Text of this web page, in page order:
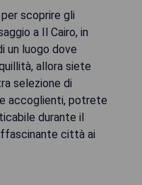
scoprire gli
a Il Cairo, in
un luogo dove
allora siete
selezione di
accoglienti, potrete
durante il
città ai